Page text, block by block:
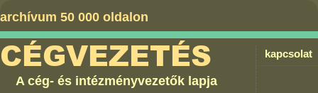
archívum 50 000 oldalon
kapcsolat
CÉGVEZETÉS
A cég- és intézményvezetők lapja